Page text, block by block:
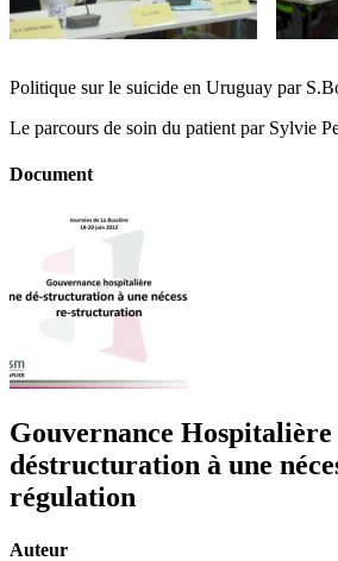
Politique sur le suicide en Uruguay par
Le parcours de soin du patient par Sylvie
Document
Gouvernance
déstructuration à une
régulation
Auteur